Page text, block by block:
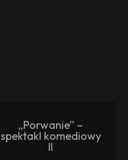
„Porwanie” –
spektakl komediowy
II